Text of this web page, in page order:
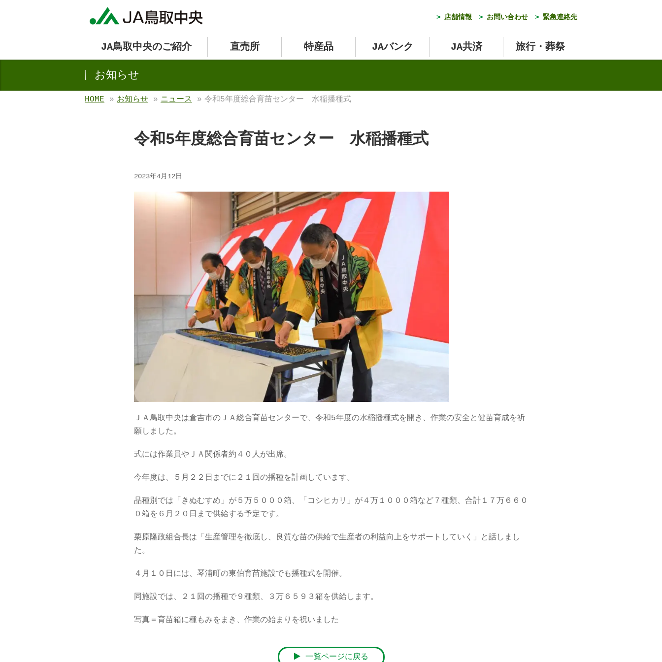
> 店舗情報 > お問い合わせ > 緊急連絡先
JA鳥取中央のご紹介 直売所 特産品 JAバンク JA共済 旅行・葬祭
お知らせ
HOME » お知らせ» ニュース » 令和5年度総合育苗センター 水稲播種式
令和5年度総合育苗センター 水稲播種式
2023年4月12日
ＪＡ鳥取中央は倉吉市のＪＡ総合育苗センターで、令和5年度の水稲播種式を開き、作業の安全と健苗育成を祈
願しました。
式には作業員やＪＡ関係者約４０人が出席。
今年度は、５月２２日までに２１回の播種を計画しています。
品種別では「きぬむすめ」が５万５０００箱、「コシヒカリ」が４万１０００箱など７種類、合計１７万６６０
０箱を６月２０日まで供給する予定です。
栗原隆政組合長は「生産管理を徹底し、良質な苗の供給で生産者の利益向上をサポートしていく」と話しまし
た。
４月１０日には、琴浦町の東伯育苗施設でも播種式を開催。
同施設では、２１回の播種で９種類、３万６５９３箱を供給します。
写真＝育苗箱に種もみをまき、作業の始まりを祝いました
一覧ページに戻る